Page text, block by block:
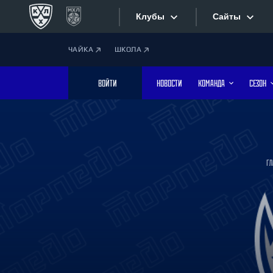
Клубы
Дивизион Боброва
Лада
Сайты
Фотобанк
ЧАЙКА ШКОЛА
ВОЙТИ НОВОСТИ КОМАНДА СЕЗОН